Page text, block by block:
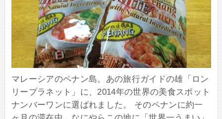
マレーシアのペナン島。あの旅行ガイドの雄「ロン
リープラネット」に、2014年の世界の美食スポット
ナンバーワンに選ばれました。 そのペナンに約一